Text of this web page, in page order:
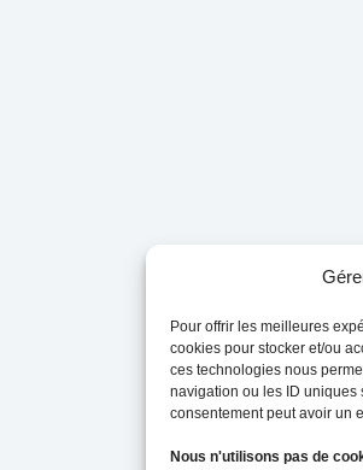
Pour offrir les meilleures
cookies pour stocker et/ou
ces technologies nous
navigation ou les ID uniques
consentement peut avoir un
Nous n'utilisons pas de